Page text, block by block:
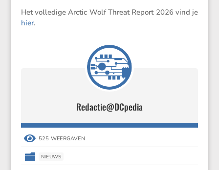
Het volle­dige Arctic Wolf Threat Report 2026 vind je
hier.
Redactie@DCpedia
 525 WEERGAVEN
 NIEUWS